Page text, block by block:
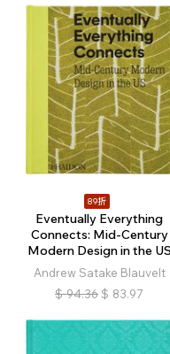
89折
Eventually Everything
Connects: Mid-Century
Modern Design in the US
Andrew Satake Blauvelt
$ 94.36 $ 83.97